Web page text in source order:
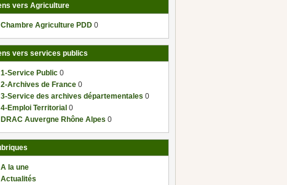
vers Agriculture
Chambre Agriculture PDD 0
vers services publics
1-Service Public 0
2-Archives de France 0
3-Service des archives départementales 0
4-Emploi Territorial 0
DRAC Auvergne Rhône Alpes 0
A la une
Actualités